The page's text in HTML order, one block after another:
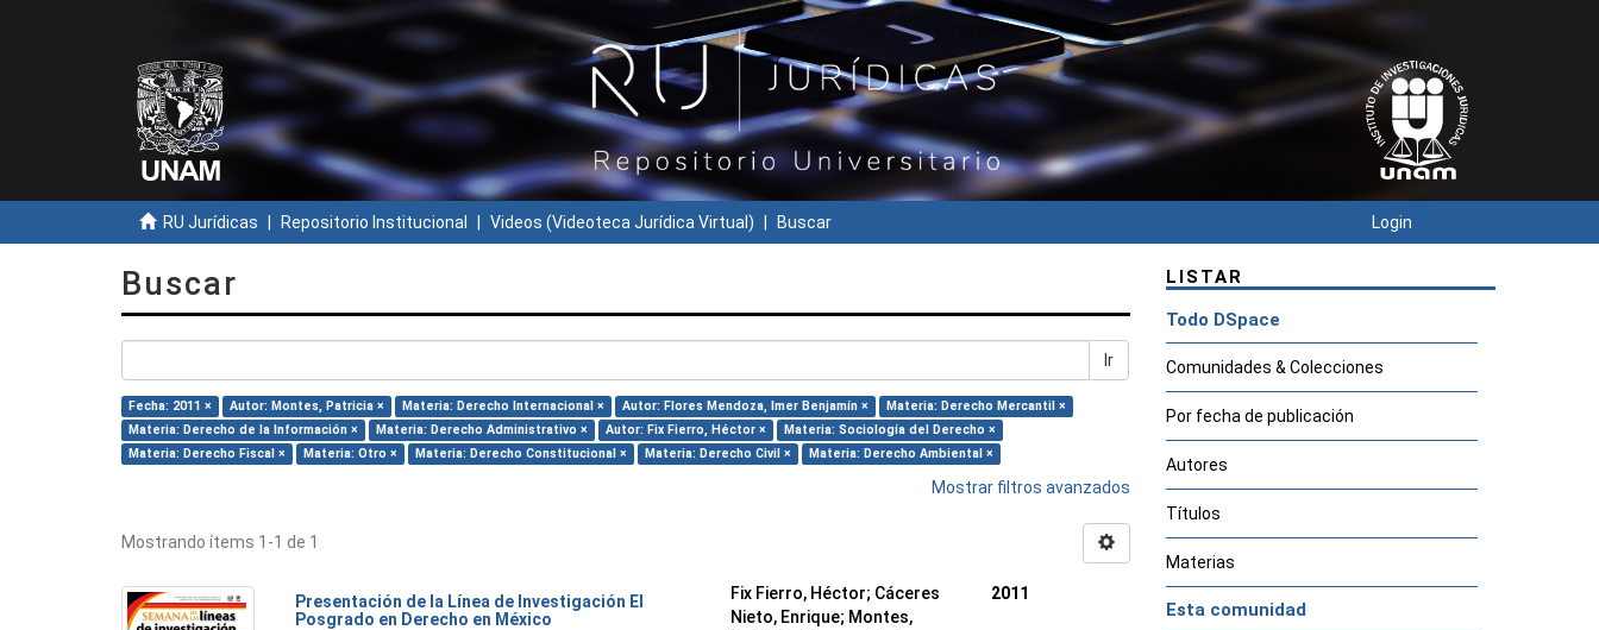
RU Jurídicas Repositorio Institucional Videos (Videoteca Jurídica Virtual) Buscar Login
Buscar
Ir
Fecha: 2011 × Autor: Montes, Patricia × Materia: Derecho Internacional × Autor: Flores Mendoza, Imer Benjamín ×
Materia: Derecho Mercantil ×
Materia: Derecho de la Información ×
Materia: Derecho Administrativo × Autor: Fix Fierro, Héctor ×
Materia: Sociología del Derecho ×
Materia: Derecho Fiscal ×
Materia: Otro × Materia: Derecho Constitucional × Materia: Derecho Civil × Materia: Derecho Ambiental ×
Mostrar filtros avanzados
Mostrando ítems 1-1 de 1
Presentación de la Línea de Investigación El
Posgrado en Derecho en México
Fix Fierro, Héctor; Cáceres
Nieto, Enrique; Montes,
2011
LISTAR
Todo DSpace
Comunidades & Colecciones
Por fecha de publicación
Autores
Títulos
Materias
Esta comunidad